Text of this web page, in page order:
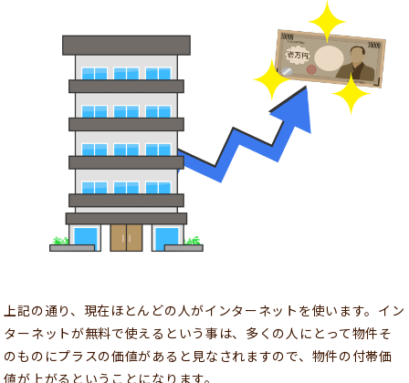
上記の通り、現在ほとんどの人がインターネットを使います。イン
ターネットが無料で使えるという事は、多くの人にとって物件そ
のものにプラスの価値があると見なされますので、物件の付帯価
値が上がるということになります。